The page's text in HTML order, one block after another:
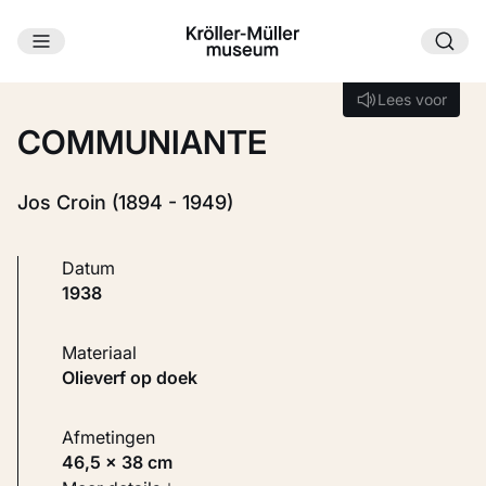
Ga naar hoofdinhoud
Lees voor
Lees voor
COMMUNIANTE
Jos Croin (1894 - 1949)
Datum
1938
Materiaal
Olieverf op doek
Afmetingen
46,5 × 38 cm